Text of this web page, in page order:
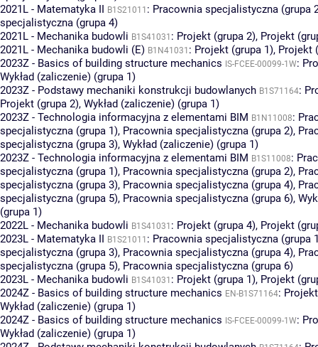
2021L - Matematyka II B1S21011 : Pracownia specjalistyczna (grupa
specjalistyczna (grupa 4)
2021L - Mechanika budowli B1S41031 : Projekt (grupa 2), Projekt
2021L - Mechanika budowli (E) B1N41031 : Projekt (grupa 1), Projekt
2023Z - Basics of building structure mechanics IS-FCEE-00099-1W:
Wykład (zaliczenie) (grupa 1)
2023Z - Podstawy mechaniki konstrukcji budowlanych B1S71164:
Projekt (grupa 2), Wykład (zaliczenie) (grupa 1)
2023Z - Technologia informacyjna z elementami BIM B1N11008:
specjalistyczna (grupa 1), Pracownia specjalistyczna (grupa 2),
specjalistyczna (grupa 3), Wykład (zaliczenie) (grupa 1)
2023Z - Technologia informacyjna z elementami BIM B1S11008:
specjalistyczna (grupa 1), Pracownia specjalistyczna (grupa 2),
specjalistyczna (grupa 3), Pracownia specjalistyczna (grupa 4),
specjalistyczna (grupa 5), Pracownia specjalistyczna (grupa 6),
(grupa 1)
2022L - Mechanika budowli B1S41031 : Projekt (grupa 4), Projekt
2023L - Matematyka II B1S21011 : Pracownia specjalistyczna (grupa
specjalistyczna (grupa 3), Pracownia specjalistyczna (grupa 4),
specjalistyczna (grupa 5), Pracownia specjalistyczna (grupa 6)
2023L - Mechanika budowli B1S41031 : Projekt (grupa 1), Projekt
2024Z - Basics of building structure mechanics EN-B1S71164:
Wykład (zaliczenie) (grupa 1)
2024Z - Basics of building structure mechanics IS-FCEE-00099-1W:
Wykład (zaliczenie) (grupa 1)